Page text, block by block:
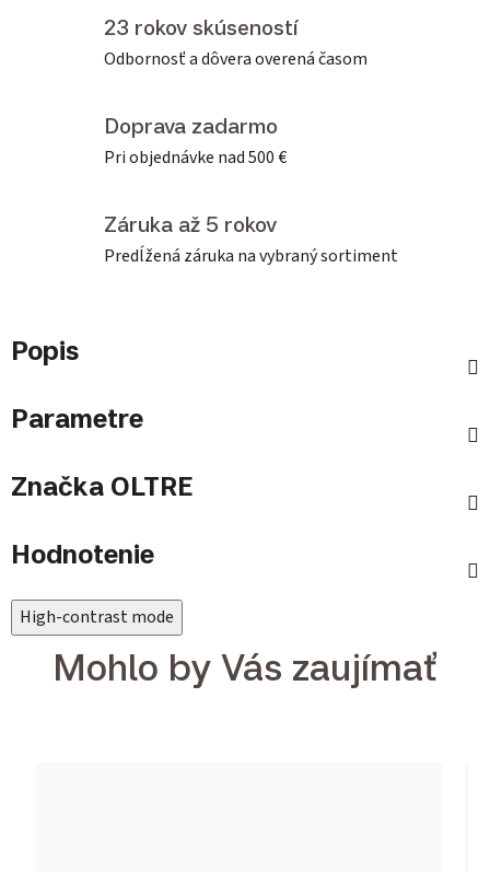
23 rokov skúseností
Odbornosť a dôvera overená časom
Doprava zadarmo
Pri objednávke nad 500 €
Záruka až 5 rokov
Predĺžená záruka na vybraný sortiment
Popis
Parametre
Značka OLTRE
Hodnotenie
High-contrast mode
Mohlo by Vás zaujímať